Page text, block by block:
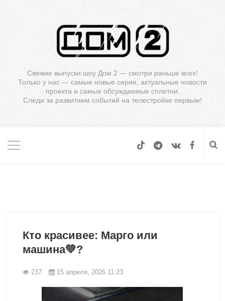
Свежие выпуски шоу Дом 2 — смотри раньше всех!
Только у нас — самые новые серии, актуальные новости
проекта и самые обсуждаемые сплетни.
Следи за развитием событий на телестройке первым!
Кто красивее: Марго или
машина💚?
237 15 апреля, 2026 11:23